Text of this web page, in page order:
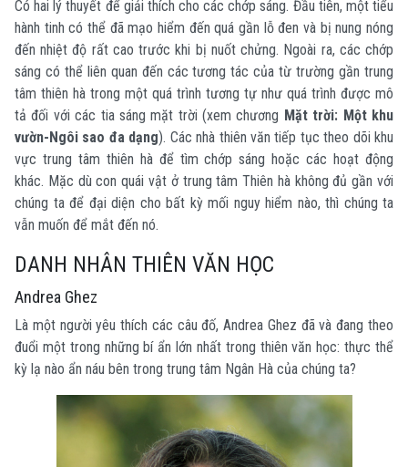
Có hai lý thuyết để giải thích cho các chớp sáng. Đầu tiên, một tiểu
hành tinh có thể đã mạo hiểm đến quá gần lỗ đen và bị nung nóng
đến nhiệt độ rất cao trước khi bị nuốt chửng. Ngoài ra, các chớp
sáng có thể liên quan đến các tương tác của từ trường gần trung
tâm thiên hà trong một quá trình tương tự như quá trình được mô
tả đối với các tia sáng mặt trời (xem chương Mặt trời: Một khu
vườn-Ngôi sao đa dạng). Các nhà thiên văn tiếp tục theo dõi khu
vực trung tâm thiên hà để tìm chớp sáng hoặc các hoạt động
khác. Mặc dù con quái vật ở trung tâm Thiên hà không đủ gần với
chúng ta để đại diện cho bất kỳ mối nguy hiểm nào, thì chúng ta
vẫn muốn để mắt đến nó.
DANH NHÂN THIÊN VĂN HỌC
Andrea Ghez
Là một người yêu thích các câu đố, Andrea Ghez đã và đang theo
đuổi một trong những bí ẩn lớn nhất trong thiên văn học: thực thể
kỳ lạ nào ẩn náu bên trong trung tâm Ngân Hà của chúng ta?